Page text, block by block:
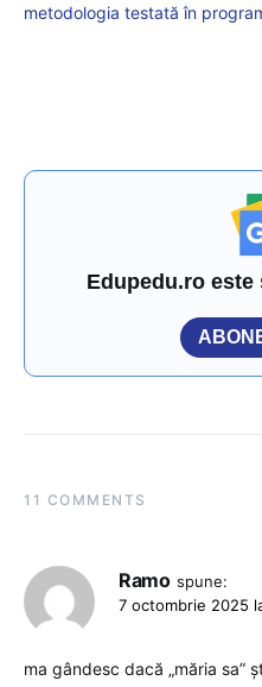
metodologia testată în
Edupedu.ro este
11 COMMENTS
Ramo spune:
7 octombrie 2025
ma gândesc dacă „măria sa”